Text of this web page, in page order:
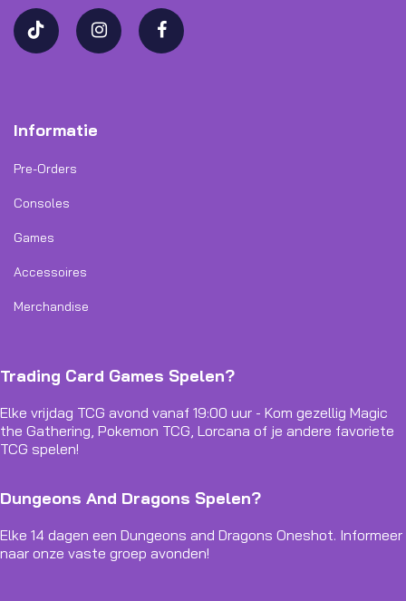
Informatie
Pre-Orders
Consoles
Games
Accessoires
Merchandise
Trading Card Games Spelen?
Elke vrijdag TCG avond vanaf 19:00 uur - Kom gezellig Magic
the Gathering, Pokemon TCG, Lorcana of je andere favoriete
TCG spelen!
Dungeons And Dragons Spelen?
Elke 14 dagen een Dungeons and Dragons Oneshot. Informeer
naar onze vaste groep avonden!